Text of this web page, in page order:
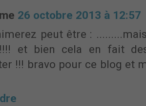
26 octobre 2013 à 12:57
peut être :
et bien cela en fait
!!! bravo pour ce blog et